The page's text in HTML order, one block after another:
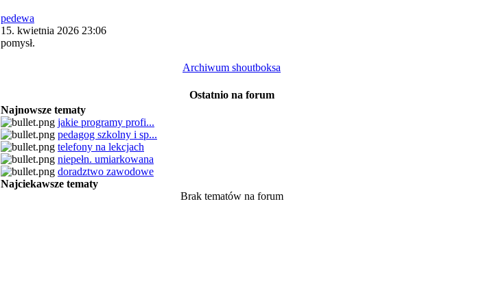
pedewa
15. kwietnia 2026 23:06
pomysł.
Archiwum shoutboksa
Ostatnio na forum
Najnowsze tematy
jakie programy profi...
pedagog szkolny i sp...
telefony na lekcjach
niepełn. umiarkowana
doradztwo zawodowe
Najciekawsze tematy
Brak tematów na forum